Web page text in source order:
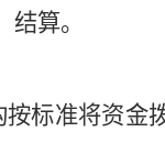
结算。
标准将资金